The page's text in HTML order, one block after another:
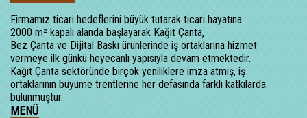
Firmamız ticari hedeflerini büyük tutarak ticari hayatına
2000 m² kapalı alanda başlayarak Kağıt Çanta,
Bez Çanta ve Dijital Baskı ürünlerinde iş ortaklarına hizmet
vermeye ilk günkü heyecanlı yapısıyla devam etmektedir.
Kağıt Çanta sektöründe birçok yeniliklere imza atmış, iş
ortaklarının büyüme trentlerine her defasında farklı katkılarda
bulunmuştur.
MENÜ